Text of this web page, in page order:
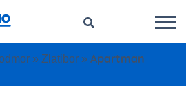
» Zlatibor » Apartman